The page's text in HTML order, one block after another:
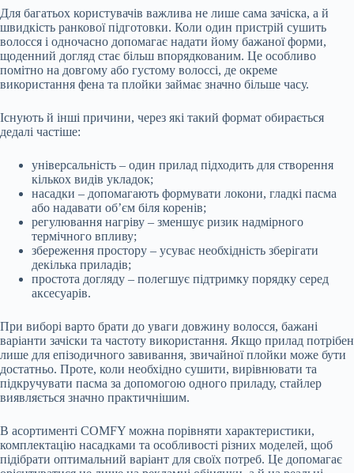
Для багатьох користувачів важлива не лише сама зачіска, а й
швидкість ранкової підготовки. Коли один пристрій сушить
волосся і одночасно допомагає надати йому бажаної форми,
щоденний догляд стає більш впорядкованим. Це особливо
помітно на довгому або густому волоссі, де окреме
використання фена та плойки займає значно більше часу.
Існують й інші причини, через які такий формат обирається
дедалі частіше:
універсальність – один прилад підходить для створення
кількох видів укладок;
насадки – допомагають формувати локони, гладкі пасма
або надавати об’єм біля коренів;
регулювання нагріву – зменшує ризик надмірного
термічного впливу;
збереження простору – усуває необхідність зберігати
декілька приладів;
простота догляду – полегшує підтримку порядку серед
аксесуарів.
При виборі варто брати до уваги довжину волосся, бажані
варіанти зачіски та частоту використання. Якщо прилад потрібен
лише для епізодичного завивання, звичайної плойки може бути
достатньо. Проте, коли необхідно сушити, вирівнювати та
підкручувати пасма за допомогою одного приладу, стайлер
виявляється значно практичнішим.
В асортименті COMFY можна порівняти характеристики,
комплектацію насадками та особливості різних моделей, щоб
підібрати оптимальний варіант для своїх потреб. Це допомагає